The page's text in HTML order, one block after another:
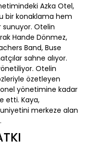
Azka Otel,
bir konaklama hem
Otelin
Hande Dönmez,
Band, Buse
sahne alıyor.
Otelin
özetleyen
yönetimine kadar
etti. Kaya,
merkeze alan